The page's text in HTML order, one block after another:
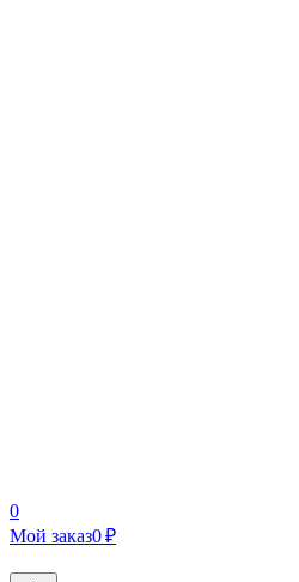
0
Мой заказ0 ₽